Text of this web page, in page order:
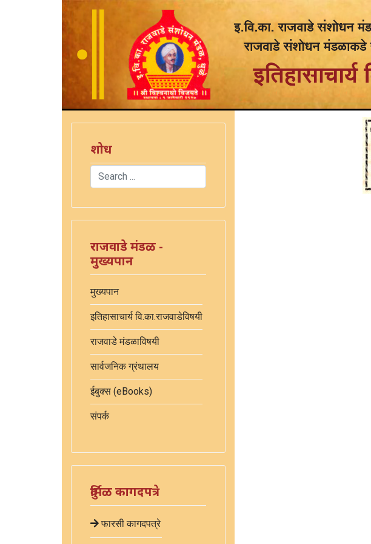
शोध
Search
राजवाडे मंडळ -
मुख्यपान
मुख्यपान
इतिहासाचार्य वि.का.राजवाडेविषयी
राजवाडे मंडळाविषयी
सार्वजनिक ग्रंथालय
ईबुक्स (eBooks)
संपर्क
दुर्मिळ कागदपत्रे
फारसी कागदपत्रे